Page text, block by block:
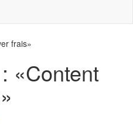
«Content